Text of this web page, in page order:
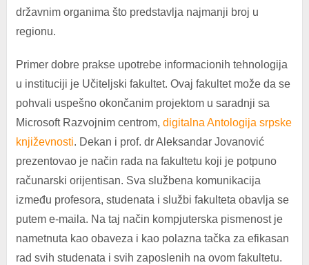
državnim organima što predstavlja najmanji broj u
regionu.
Primer dobre prakse upotrebe informacionih tehnologija
u instituciji je Učiteljski fakultet. Ovaj fakultet može da se
pohvali uspešno okončanim projektom u saradnji sa
Microsoft Razvojnim centrom, digitalna Antologija srpske
književnosti. Dekan i prof. dr Aleksandar Jovanović
prezentovao je način rada na fakultetu koji je potpuno
računarski orijentisan. Sva službena komunikacija
između profesora, studenata i službi fakulteta obavlja se
putem e-maila. Na taj način kompjuterska pismenost je
nametnuta kao obaveza i kao polazna tačka za efikasan
rad svih studenata i svih zaposlenih na ovom fakultetu.